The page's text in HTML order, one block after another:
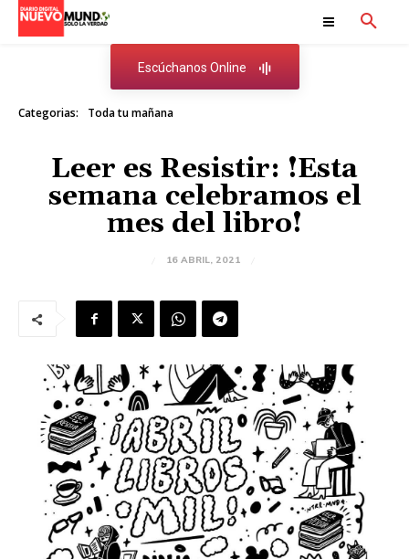
Escúchanos Online
Categorias: Toda tu mañana
Leer es Resistir: !Esta
semana celebramos el
mes del libro!
16 ABRIL, 2021